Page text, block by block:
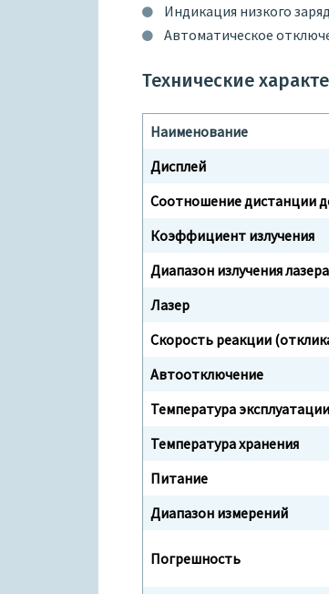
Индикация низкого
Автоматическое
Технические
Наименование
Дисплей
Соотношение дистанции
Коэффициент излучения
Диапазон излучения
Лазер
Скорость реакции
Автоотключение
Температура эксплуатации
Температура хранения
Питание
Диапазон измерений
Погрешность